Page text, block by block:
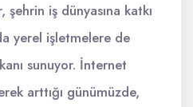
şehrin iş dünyasına katkı
yerel işletmelere de
sunuyor. İnternet
arttığı günümüzde,